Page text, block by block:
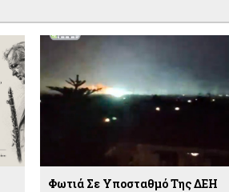
Φωτιά Σε Υποσταθμό Της ΔΕΗ